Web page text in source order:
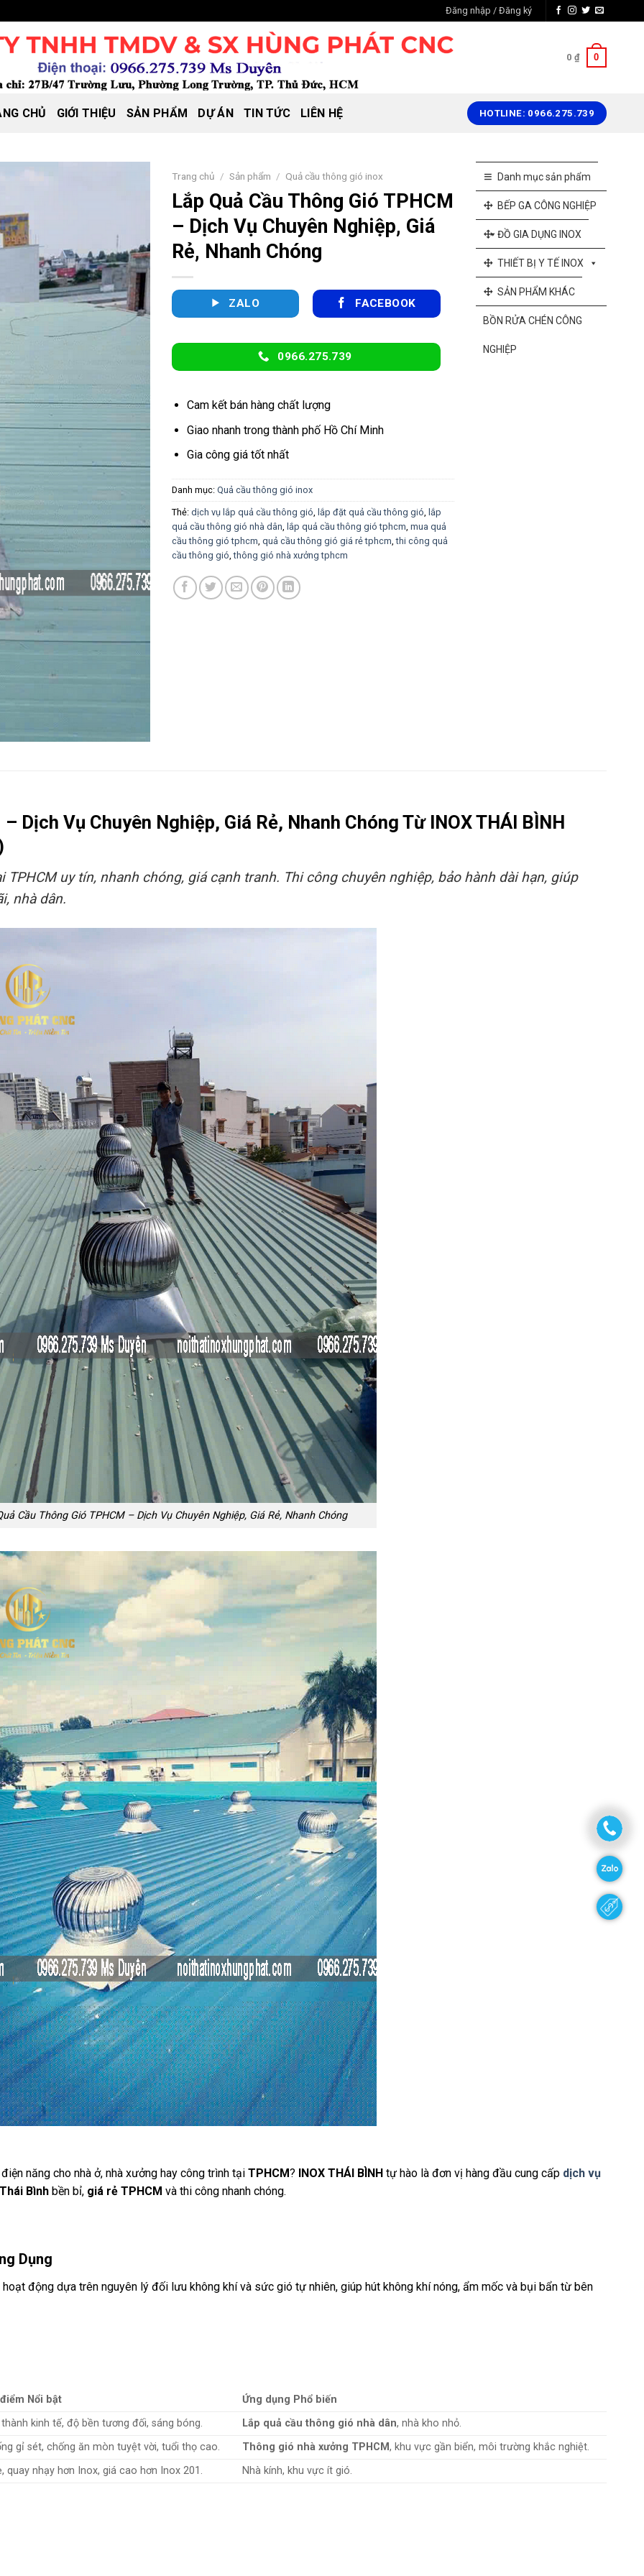
Đăng nhập / Đăng ký
0 ₫ 0
CHỦ GIỚI THIỆU SẢN PHẨM DỰ ÁN TIN TỨC LIÊN HỆ HOTLINE: 0966.275.739
Trang chủ / Sản phẩm / Quả cầu thông gió inox
Lắp Quả Cầu Thông Gió TPHCM
– Dịch Vụ Chuyên Nghiệp, Giá
Rẻ, Nhanh Chóng
ZALO FACEBOOK
0966.275.739
Cam kết bán hàng chất lượng
Giao nhanh trong thành phố Hồ Chí Minh
Gia công giá tốt nhất
Danh mục: Quả cầu thông gió inox
Thẻ: dịch vụ lắp quả cầu thông gió, lắp đặt quả cầu thông gió, lắp
quả cầu thông gió nhà dân, lắp quả cầu thông gió tphcm, mua quả
cầu thông gió tphcm, quả cầu thông gió giá rẻ tphcm,thi công quả
cầu thông gió,thông gió nhà xưởng tphcm
Danh mục sản phẩm
BẾP GA CÔNG NGHIỆP
ĐỒ GIA DỤNG INOX
THIẾT BỊ Y TẾ INOX
SẢN PHẨM KHÁC
BỒN RỬA CHÉN CÔNG
NGHIỆP
Dịch Vụ Chuyên Nghiệp, Giá Rẻ, Nhanh Chóng Từ INOX THÁI BÌNH
uy tín, nhanh chóng, giá cạnh tranh. Thi công chuyên nghiệp, bảo hành dài hạn, giúp
nhà dân.
Cầu Thông Gió TPHCM – Dịch Vụ Chuyên Nghiệp, Giá Rẻ, Nhanh Chóng
năng cho nhà ở, nhà xưởng hay công trình tại TPHCM? INOX THÁI BÌNH tự hào là đơn vị hàng đầu cung cấp dịch vụ
Bình bền bỉ, giá rẻ TPHCM và thi công nhanh chóng.
Dụng
động dựa trên nguyên lý đối lưu không khí và sức gió tự nhiên, giúp hút không khí nóng, ẩm mốc và bụi bẩn từ bên
Nổi bật
Ứng dụng Phổ biến
thành kinh tế, độ bền tương đối, sáng bóng.
Lắp quả cầu thông gió nhà dân, nhà kho nhỏ.
gỉ sét, chống ăn mòn tuyệt vời, tuổi thọ cao.
Thông gió nhà xưởng TPHCM, khu vực gần biển, môi trường khắc nghiệt.
quay nhạy hơn Inox, giá cao hơn Inox 201.
Nhà kính, khu vực ít gió.